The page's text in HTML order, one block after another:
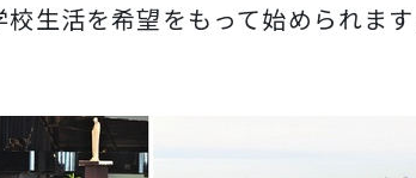
生活を希望をもって始められます